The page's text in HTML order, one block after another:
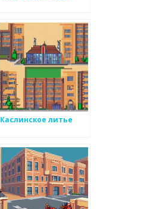
Каслинское литье